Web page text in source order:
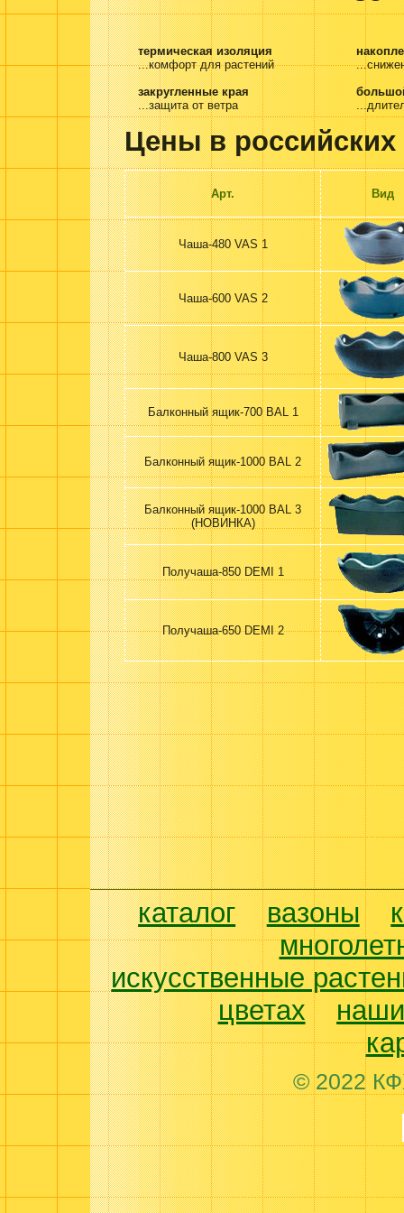
термическая изоляция
...комфорт для растений
закругленные края
...защита от ветра
Цены в российских
Арт. Вид
Чаша-480 VAS 1
Чаша-600 VAS 2
Чаша-800 VAS 3
Балконный ящик-700 BAL 1
Балконный ящик-1000 BAL 2
Балконный ящик-1000 BAL 3
(НОВИНКА)
Получаша-850 DEMI 1
Получаша-650 DEMI 2
каталог вазоны
искусственные
цветах
© 2022